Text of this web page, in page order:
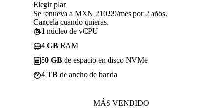
Elegir plan
Se renueva a MXN 210.99/mes por 2 años.
Cancela cuando quieras.
1 núcleo de vCPU
4 GB RAM
50 GB de espacio en disco NVMe
4 TB de ancho de banda
MÁS VENDIDO